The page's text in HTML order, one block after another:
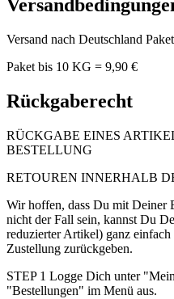
Versand nach Deutschland
Paket bis 10 KG = 9,90 €
Rückgaberecht
RÜCKGABE EINES
BESTELLUNG
RETOUREN INNERHALB
Wir hoffen, dass Du mit Deiner
nicht der Fall sein, kannst Du
reduzierter Artikel) ganz
Zustellung zurückgeben.
STEP 1 Logge Dich unter
"Bestellungen" im Menü aus.